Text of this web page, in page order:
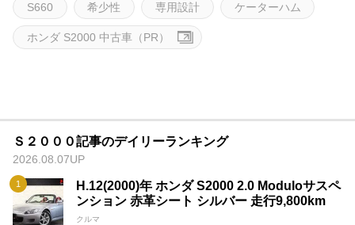
S660 希少性 専用設計 ケーターハム
ホンダ S2000 中古車（PR）
Ｓ２０００記事のデイリーランキング
2026.08.07UP
H.12(2000)年 ホンダ S2000 2.0 Moduloサスペ
ンション 赤革シート シルバー 走行9,800km
クルマ